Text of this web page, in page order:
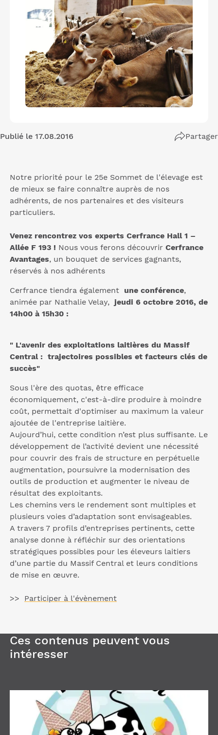
Publié le 17.08.2016 Partager
Notre priorité pour le 25e Sommet de l'élevage est
de mieux se faire connaître auprès de nos
adhérents, de nos partenaires et des visiteurs
particuliers.
Venez rencontrez vos experts Cerfrance Hall 1 –
Allée F 193 ! Nous vous ferons découvrir Cerfrance
Avantages, un bouquet de services gagnants,
réservés à nos adhérents
Cerfrance tiendra également une conférence,
animée par Nathalie Velay, jeudi 6 octobre 2016, de
14h00 à 15h30 :
" L'avenir des exploitations laitières du Massif
Central : trajectoires possibles et facteurs clés de
succès"
Sous l'ère des quotas, être efficace
économiquement, c'est-à-dire produire à moindre
coût, permettait d'optimiser au maximum la valeur
ajoutée de l'entreprise laitière.
Aujourd’hui, cette condition n’est plus suffisante. Le
développement de l’activité devient une nécessité
pour couvrir des frais de structure en perpétuelle
augmentation, poursuivre la modernisation des
outils de production et augmenter le niveau de
résultat des exploitants.
Les chemins vers le rendement sont multiples et
plusieurs voies d’adaptation sont envisageables.
A travers 7 profils d’entreprises pertinents, cette
analyse donne à réfléchir sur des orientations
stratégiques possibles pour les éleveurs laitiers
d’une partie du Massif Central et leurs conditions
de mise en œuvre.
>> Participer à l'évènement
Ces contenus peuvent vous
intéresser